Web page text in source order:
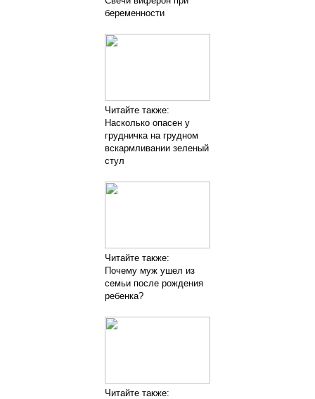
беременности
Читайте также:
Насколько опасен у
грудничка на грудном
вскармливании зеленый
стул
Читайте также:
Почему муж ушел из
семьи после рождения
ребенка?
Читайте также: